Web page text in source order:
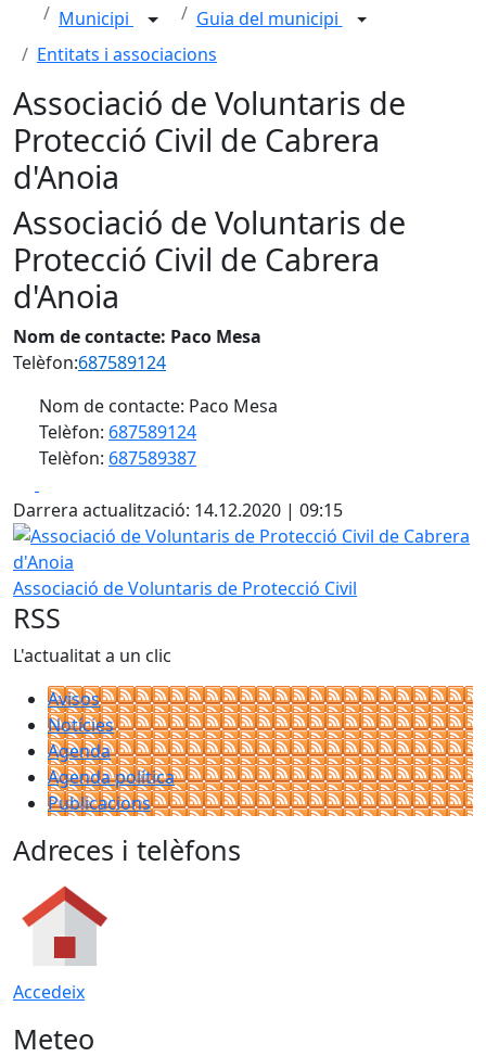
Municipi
Guia del municipi
Entitats i associacions
Associació de Voluntaris de
Protecció Civil de Cabrera
d'Anoia
Associació de Voluntaris de
Protecció Civil de Cabrera
d'Anoia
Nom de contacte: Paco Mesa
Telèfon:687589124
Nom de contacte: Paco Mesa
Telèfon: 687589124
Telèfon: 687589387
Darrera actualització: 14.12.2020 | 09:15
Associació de Voluntaris de Protecció Civil de Cabrera
Associació de Voluntaris de Protecció Civil
RSS
L'actualitat a un clic
Avisos
Notícies
Agenda
Agenda política
Publicacions
Adreces i telèfons
Accedeix
Meteo